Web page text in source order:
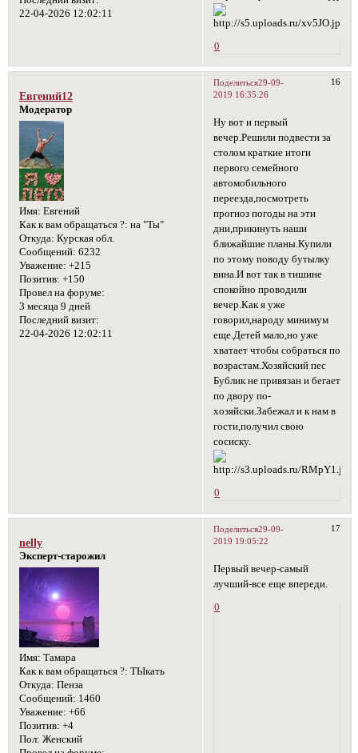
22-04-2026 12:02:11
0
Поделиться 16
29-09-
2019 16:35:26
Евгений12
Модератор
Имя: Евгений
Как к вам обращаться ?: на "Ты"
Откуда: Курская обл.
Сообщений: 6232
Уважение: +215
Позитив: +150
Провел на форуме:
3 месяца 9 дней
Последний визит:
22-04-2026 12:02:11
Ну вот и первый
вечер.Решили подвести за
столом краткие итоги
первого семейного
автомобильного
переезда,посмотреть
прогноз погоды на эти
дни,прикинуть наши
ближайшие планы.Купили
по этому поводу бутылку
вина.И вот так в тишине
спокойно проводили
вечер.Как я уже
говорил,народу минимум
еще.Детей мало,но уже
хватает чтобы собраться по
возрастам.Хозяйский пес
Бублик не привязан и бегает
по двору по-
хозяйски.Забежал и к нам в
гости,получил свою
сосиску.
0
Поделиться 17
29-09-
2019 19:05:22
nelly
Эксперт-старожил
Имя: Тамара
Как к вам обращаться ?: ТЫкать
Откуда: Пенза
Сообщений: 1460
Уважение: +66
Позитив: +4
Пол: Женский
Первый вечер-самый
лучший-все еще впереди.
0